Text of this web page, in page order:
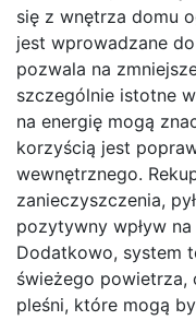
się z wnętrza domu
jest wprowadzane
pozwala na
szczególnie istotne
na energię mogą
korzyścią jest
wewnętrznego.
zanieczyszczenia,
pozytywny wpływ
Dodatkowo, system
świeżego powietrza,
pleśni, które mogą